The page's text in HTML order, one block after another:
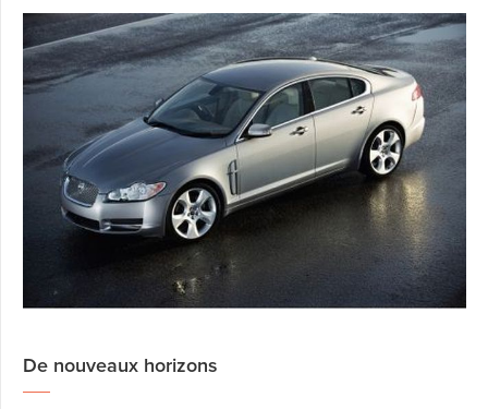
De nouveaux horizons